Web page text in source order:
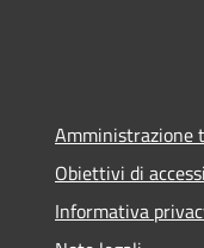
Amministrazione
Obiettivi di
Informativa